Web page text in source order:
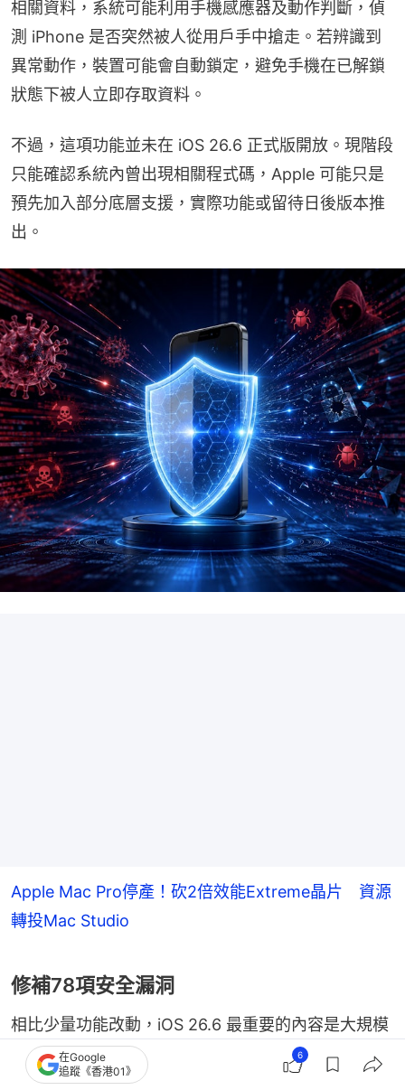
相關資料，系統可能利用手機感應器及動作判斷，偵
測 iPhone 是否突然被人從用戶手中搶走。若辨識到
異常動作，裝置可能會自動鎖定，避免手機在已解鎖
狀態下被人立即存取資料。
不過，這項功能並未在 iOS 26.6 正式版開放。現階段
只能確認系統內曾出現相關程式碼，Apple 可能只是
預先加入部分底層支援，實際功能或留待日後版本推
出。
Apple Mac Pro停產！砍2倍效能Extreme晶片 資源
轉投Mac Studio
修補78項安全漏洞
相比少量功能改動，iOS 26.6 最重要的內容是大規模
安全修補。根據 Apple 公布的安全資料，iOS 26.6 及
iPadOS 26.6 的更新清單包含78項漏洞修補，涉及87
在Google
追蹤《香港01》
6